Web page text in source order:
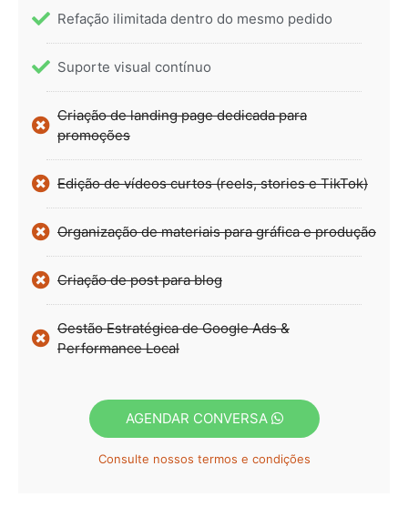
Refação ilimitada dentro do mesmo pedido
Suporte visual contínuo
Criação de landing page dedicada para
promoções
Edição de vídeos curtos (reels, stories e TikTok)
Organização de materiais para gráfica e produção
Criação de post para blog
Gestão Estratégica de Google Ads &
Performance Local
AGENDAR CONVERSA
Consulte nossos termos e condições